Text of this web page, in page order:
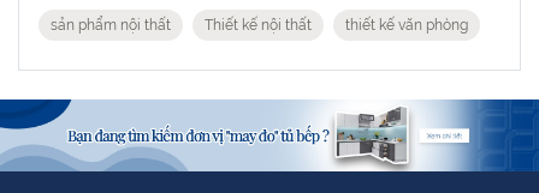
sản phẩm nội thất
Thiết kế nội thất thiết kế văn phòng